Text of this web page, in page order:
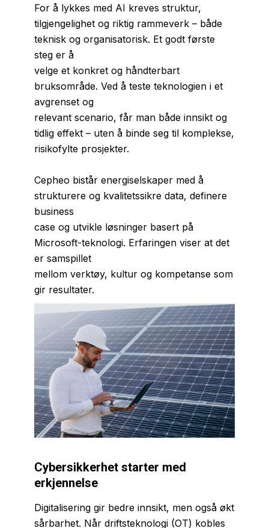
For å lykkes med AI kreves struktur,
tilgjengelighet og riktig rammeverk – både
teknisk og organisatorisk. Et godt første
steg er å
velge et konkret og håndterbart
bruksområde. Ved å teste teknologien i et
avgrenset og
relevant scenario, får man både innsikt og
tidlig effekt – uten å binde seg til komplekse,
risikofylte prosjekter.
Cepheo bistår energiselskaper med å
strukturere og kvalitetssikre data, definere
business
case og utvikle løsninger basert på
Microsoft-teknologi. Erfaringen viser at det
er samspillet
mellom verktøy, kultur og kompetanse som
gir resultater.
Cybersikkerhet starter med
erkjennelse
Digitalisering gir bedre innsikt, men også økt
sårbarhet. Når driftsteknologi (OT) kobles